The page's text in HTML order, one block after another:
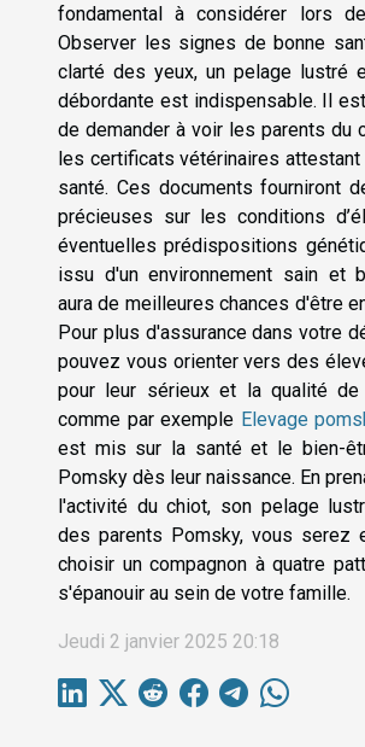
fondamental à considérer lors
Observer les signes de bonne
clarté des yeux, un pelage lustré
débordante est indispensable. Il
de demander à voir les parents du
les certificats vétérinaires attestant
santé. Ces documents fourniront
précieuses sur les conditions
éventuelles prédispositions
issu d'un environnement sain et
aura de meilleures chances d'être
Pour plus d'assurance dans votre
pouvez vous orienter vers des
pour leur sérieux et la qualité de
comme par exemple Elevage
est mis sur la santé et le bien-
Pomsky dès leur naissance. En
l'activité du chiot, son pelage
des parents Pomsky, vous serez
choisir un compagnon à quatre
s'épanouir au sein de votre famille.
Jeudi 2 janvier 2025 20:18